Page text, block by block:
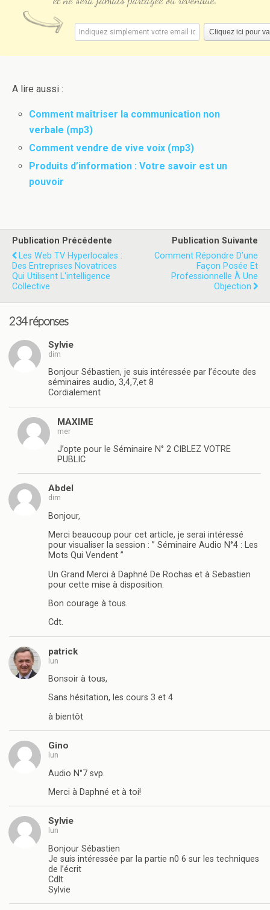
A lire aussi :
Comment maîtriser la communication non
verbale (mp3)
Comment vendre de vive voix (mp3)
Produits d’information : Votre savoir est un
pouvoir
Publication Précédente
Les Web TV Hyperlocales :
Des Entreprises Novatrices
Qui Utilisent L'intelligence
Collective
Publication Suivante
Comment Répondre D’une
Façon Posée Et
Professionnelle À Une
Objection
234 réponses
Sylvie
dim
Bonjour Sébastien, je suis intéressée par l’écoute des
séminaires audio, 3,4,7,et 8
Cordialement
MAXIME
mer
J’opte pour le Séminaire N° 2 CIBLEZ VOTRE
PUBLIC
Abdel
dim
Bonjour,
Merci beaucoup pour cet article, je serai intéressé
pour visualiser la session : ” Séminaire Audio N°4 : Les
Mots Qui Vendent ”
Un Grand Merci à Daphné De Rochas et à Sebastien
pour cette mise à disposition.
Bon courage à tous.
Cdt.
patrick
lun
Bonsoir à tous,
Sans hésitation, les cours 3 et 4
à bientôt
Gino
lun
Audio N°7 svp.
Merci à Daphné et à toi!
Sylvie
lun
Bonjour Sébastien
Je suis intéressée par la partie n0 6 sur les techniques
de l’écrit
Cdlt
Sylvie